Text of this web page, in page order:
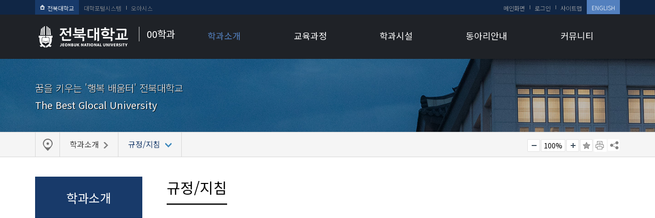
전북대학교 대학포털시스템 오아시스
00학과
메인화면 로그인 사이트맵 ENGLISH
학과소개 교육과정 학과시설 동아리안내 커뮤니티
꿈을 키우는 '행복 배움터' 전북대학교
The Best Glocal University
학과소개 규정/지침 100%
학과소개 규정/지침